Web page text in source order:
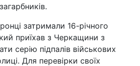
затримали 16-річного
приїхав з Черкащини з
серію підпалів військових
Для перевірки своїх